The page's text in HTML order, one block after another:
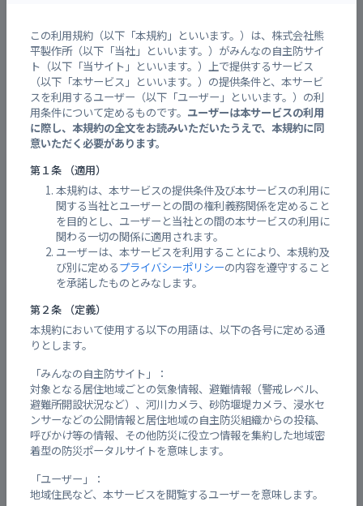
この利用規約（以下「本規約」といいます。）は、株式会社熊
平製作所（以下「当社」といいます。）がみんなの自主防サイ
ト（以下「当サイト」といいます。）上で提供するサービス
（以下「本サービス」といいます。）の提供条件と、本サービ
スを利用するユーザー（以下「ユーザー」といいます。）の利
用条件について定めるものです。 ユーザーは本サービスの利用
に際し、本規約の全文をお読みいただいたうえで、本規約に同
意いただく必要があります。
第１条 （適用）
本規約は、本サービスの提供条件及び本サービスの利用に
関する当社とユーザーとの間の権利義務関係を定めること
を目的とし、ユーザーと当社との間の本サービスの利用に
関わる一切の関係に適用されます。
ユーザーは、本サービスを利用することにより、本規約及
び別に定めるプライバシーポリシーの内容を遵守すること
を承諾したものとみなします。
第２条 （定義）
本規約において使用する以下の用語は、以下の各号に定める通
りとします。
「みんなの自主防サイト」：
対象となる居住地域ごとの気象情報、避難情報（警戒レベル、
避難所開設状況など）、河川カメラ、砂防堰堤カメラ、浸水セ
ンサーなどの公開情報と居住地域の自主防災組織からの投稿、
呼びかけ等の情報、その他防災に役立つ情報を集約した地域密
着型の防災ポータルサイトを意味します。
「ユーザー」：
地域住民など、本サービスを閲覧するユーザーを意味します。
【解除】雷注意報
【継続】乾燥注意報
警戒レベルと避難情報
発令なし
周辺の避難所情報
大塚小学校 閉鎖中 -
Aシティ中央公園 閉鎖中 -
大塚学びの丘公園 閉鎖中 -